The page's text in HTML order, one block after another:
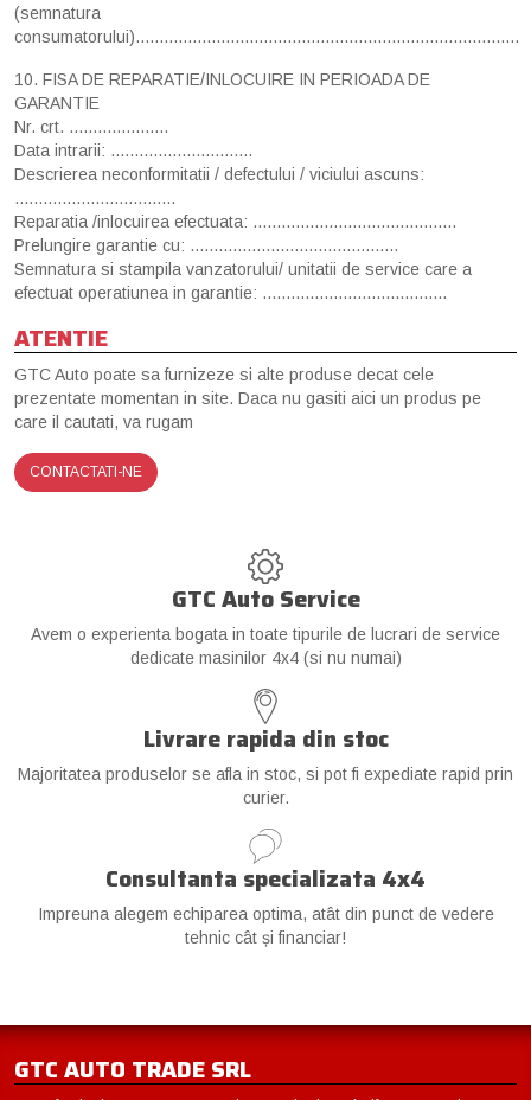
(semnatura
consumatorului).................................................................................
10. FISA DE REPARATIE/INLOCUIRE IN PERIOADA DE
GARANTIE
Nr. crt. .....................
Data intrarii: ..............................
Descrierea neconformitatii / defectului / viciului ascuns:
..................................
Reparatia /inlocuirea efectuata: ...........................................
Prelungire garantie cu: ............................................
Semnatura si stampila vanzatorului/ unitatii de service care a
efectuat operatiunea in garantie: .......................................
ATENTIE
GTC Auto poate sa furnizeze si alte produse decat cele
prezentate momentan in site. Daca nu gasiti aici un produs pe
care il cautati, va rugam
CONTACTATI-NE
GTC Auto Service
Avem o experienta bogata in toate tipurile de lucrari de service
dedicate masinilor 4x4 (si nu numai)
Livrare rapida din stoc
Majoritatea produselor se afla in stoc, si pot fi expediate rapid prin
curier.
Consultanta specializata 4x4
Impreuna alegem echiparea optima, atât din punct de vedere
tehnic cât și financiar!
GTC AUTO TRADE SRL